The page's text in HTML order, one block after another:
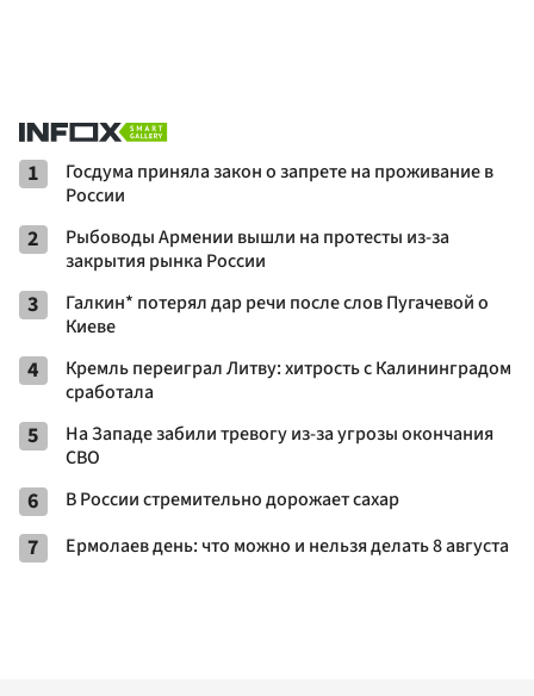
1
Госдума приняла закон о запрете на проживание в
России
2
Рыбоводы Армении вышли на протесты из-за
закрытия рынка России
3
Галкин* потерял дар речи после слов Пугачевой о
Киеве
4
Кремль переиграл Литву: хитрость с Калининградом
сработала
5
На Западе забили тревогу из-за угрозы окончания
СВО
6 В России стремительно дорожает сахар
7 Ермолаев день: что можно и нельзя делать 8 августа